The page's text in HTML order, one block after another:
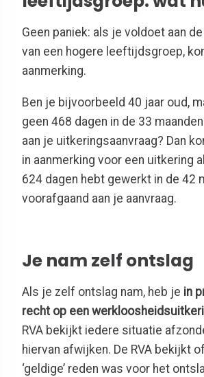
Geen paniek: als je voldoet aan
van een hogere leeftijdsgroep,
aanmerking.
Ben je bijvoorbeeld 40 jaar oud,
geen 468 dagen in de 33
aan je uitkeringsaanvraag? Dan
in aanmerking voor een uitkering
624 dagen hebt gewerkt in de 42
voorafgaand aan je aanvraag.
Je nam zelf ontslag
Als je zelf ontslag nam, heb je in
recht op een
RVA bekijkt iedere situatie
hiervan afwijken. De RVA bekijkt
‘geldige’ reden was voor het